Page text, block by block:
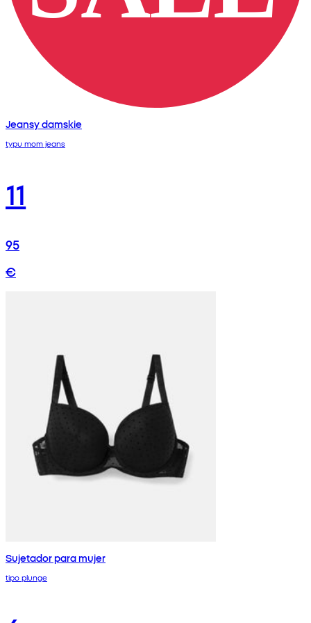
Jeansy damskie
typu mom jeans
11
95
€
Sujetador para mujer
tipo plunge